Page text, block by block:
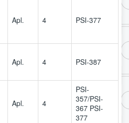
Apl. 4 PSI-377
Apl. 4 PSI-387
Apl. 4
PSI-
357/PSI-
367 PSI-
377